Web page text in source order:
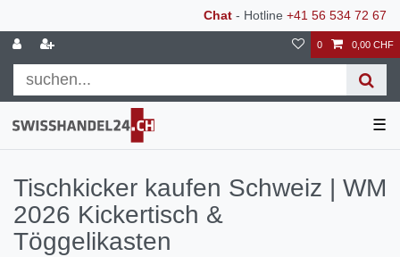
Chat - Hotline +41 56 534 72 67
0 0,00 CHF
☰
Tischkicker kaufen Schweiz | WM
2026 Kickertisch &
Töggelikasten